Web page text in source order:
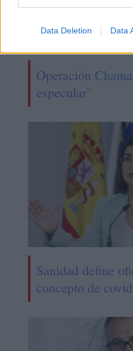
Data Deletion Data
Operación
especular"
Sanidad define
concepto de